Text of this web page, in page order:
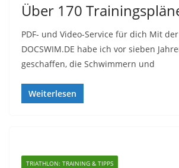
Über 170
PDF- und Video-Service für dich Mit
DOCSWIM.DE habe ich vor sieben
geschaffen, die Schwimmern und
Weiterlesen
TRIATHLON: TRAINING & TIPPS